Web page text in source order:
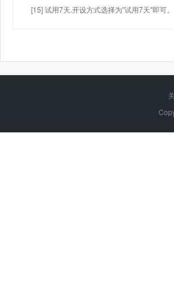
[15] 试用7天.开设方式选择为"试用7天"即可。